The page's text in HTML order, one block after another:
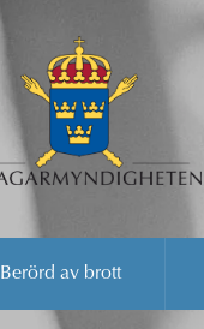
Berörd av brott